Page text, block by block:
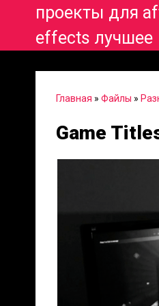
проекты для
effects лучшее
Главная » Файлы »
Game